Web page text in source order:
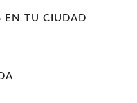
EN TU CIUDAD